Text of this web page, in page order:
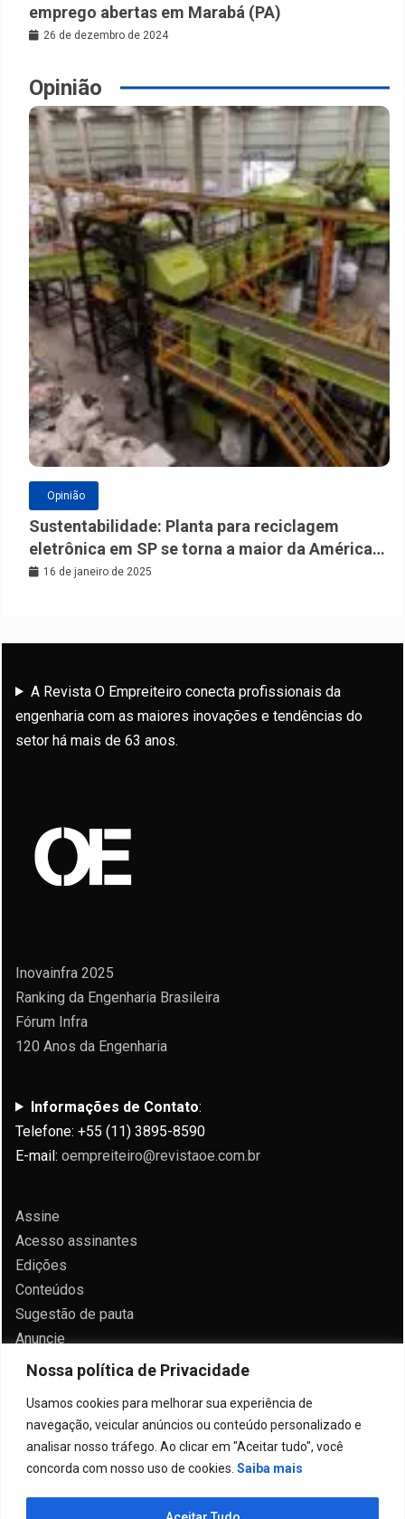
Nossa política de Privacidade
Usamos cookies para melhorar sua experiência de
navegação, veicular anúncios ou conteúdo personalizado e
analisar nosso tráfego. Ao clicar em "Aceitar tudo", você
concorda com nosso uso de cookies. Saiba mais
emprego abertas em Marabá (PA)
26 de dezembro de 2024
Opinião
Opinião
Sustentabilidade: Planta para reciclagem
eletrônica em SP se torna a maior da América
Latina
16 de janeiro de 2025
A Revista O Empreiteiro conecta profissionais da
engenharia com as maiores inovações e tendências do
setor há mais de 63 anos.
Inovainfra 2025
Ranking da Engenharia Brasileira
Fórum Infra
120 Anos da Engenharia
Informações de Contato:
Telefone: +55 (11) 3895-8590
E-mail: oempreiteiro@revistaoe.com.br
Assine
Acesso assinantes
Edições
Conteúdos
Sugestão de pauta
Anuncie
Contato
Todos direitos reservados 2024.